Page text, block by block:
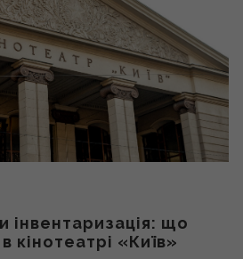
інвентаризація: що
кінотеатрі «Київ»